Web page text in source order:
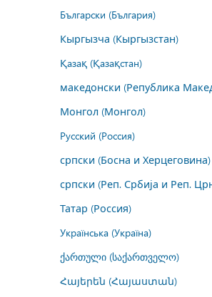
Български (България)
Кыргызча (Кыргызстан)
Қазақ (Қазақстан)
македонски (Република
Монгол (Монгол)
Русский (Россия)
српски (Босна и Херцеговина)
српски (Реп. Србија и Реп.
Татар (Россия)
Українська (Україна)
ქართული (საქართველო)
Հայերեն (Հայաստան)